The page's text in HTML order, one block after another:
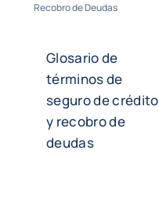
Recobro de Deudas
Glosario de
términos de
seguro de crédito
y recobro de
deudas